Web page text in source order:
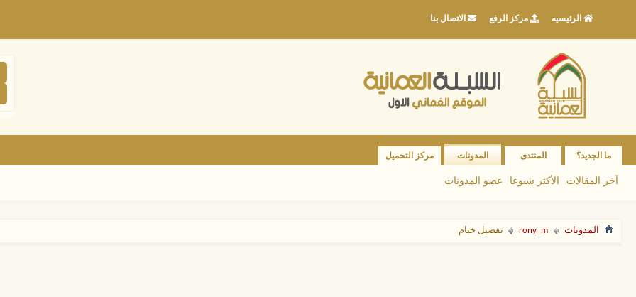
الرئيسيه مركز الرفع الاتصال بنا
ما الجديد؟ المنتدى المدونات
آخر المقالات الأكثر شيوعا عضو المدونات
مركز التحميل
المدونات rony_m تفصيل خيام